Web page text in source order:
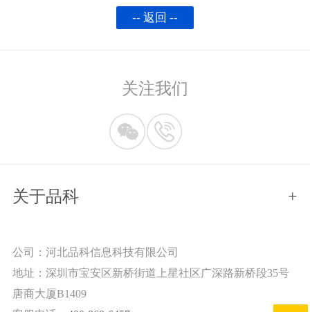
-- 返回 --
关注我们
+
关于品科
公司：河北品科信息科技有限公司
地址：深圳市宝安区新桥街道上星社区广深路新桥段35号
唐商大厦B1409